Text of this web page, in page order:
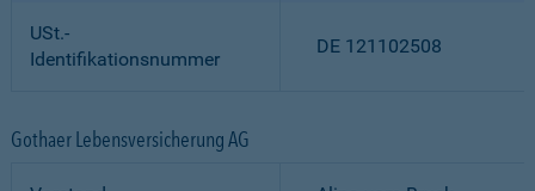
USt.-
Identifikationsnummer
DE 121102508
Gothaer Lebensversicherung AG